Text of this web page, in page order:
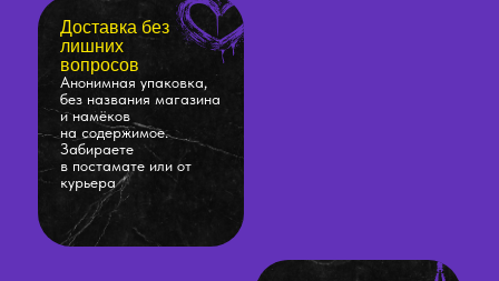
Доставка без
лишних
вопросов
Анонимная упаковка,
без названия магазина
и намёков
на содержимое.
Забираете
в постамате или от
курьера